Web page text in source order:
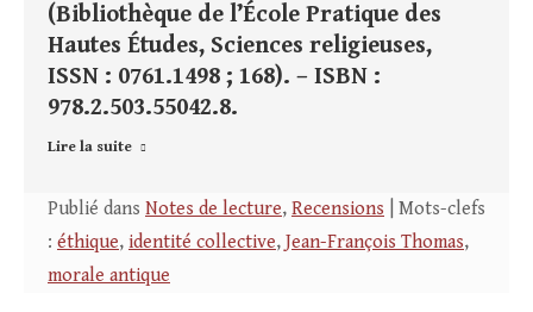
(Bibliothèque de l’École Pratique des
Hautes Études, Sciences religieuses,
ISSN : 0761.1498 ; 168). – ISBN :
978.2.503.55042.8.
Lire la suite
Publié dans Notes de lecture, Recensions | Mots-clefs
: éthique, identité collective, Jean-François Thomas,
morale antique